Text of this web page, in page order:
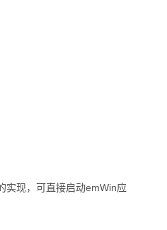
实现，可直接启动emWin应